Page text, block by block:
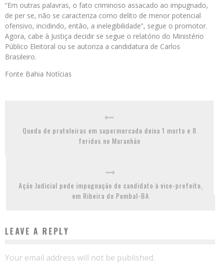
“Em outras palavras, o fato criminoso assacado ao impugnado,
de per se, não se caracteriza como delito de menor potencial
ofensivo, incidindo, então, a inelegibilidade”, segue o promotor.
Agora, cabe à Justiça decidir se segue o relatório do Ministério
Público Eleitoral ou se autoriza a candidatura de Carlos
Brasileiro.
Fonte Bahia Notícias
Queda de prateleiras em supermercado deixa 1 morto e 8
feridos no Maranhão
Ação Judicial pede impugnação de candidato à vice-prefeito,
em Ribeira do Pombal-BA
LEAVE A REPLY
Your email address will not be published.